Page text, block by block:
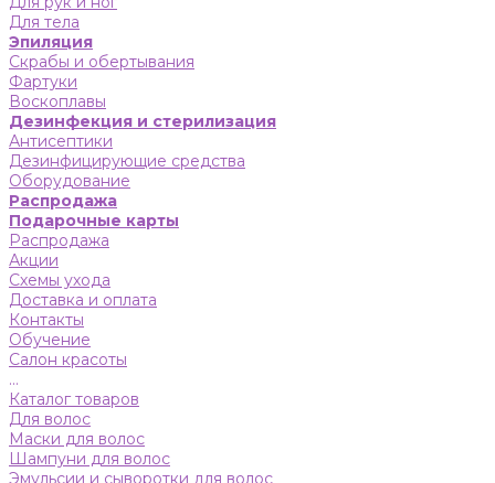
Для тела
Эпиляция
Скрабы и обертывания
Фартуки
Воскоплавы
Дезинфекция и стерилизация
Антисептики
Дезинфицирующие средства
Оборудование
Распродажа
Подарочные карты
Распродажа
Акции
Схемы ухода
Доставка и оплата
Контакты
Обучение
Салон красоты
...
Каталог товаров
Для волос
Маски для волос
Шампуни для волос
Эмульсии и сыворотки для волос